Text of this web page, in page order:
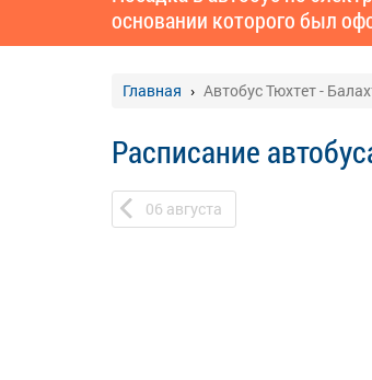
основании которого был
Главная Автобус Тюхтет -
Расписание
06 августа